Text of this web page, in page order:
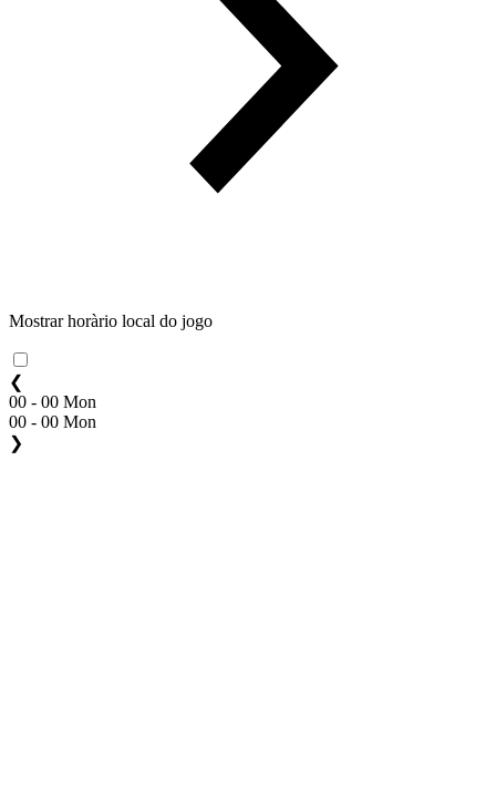
Mostrar horàrio local do jogo
❮
00 - 00 Mon
00 - 00 Mon
❯